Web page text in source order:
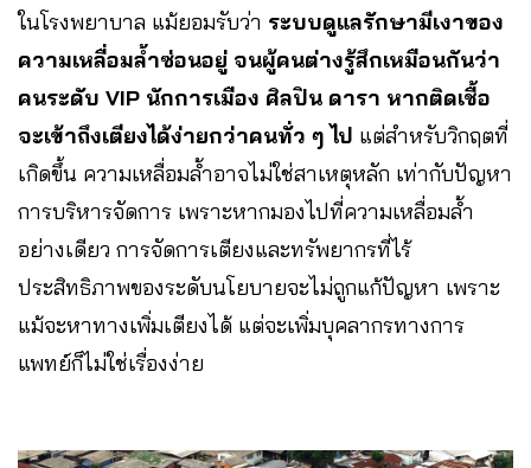
ในโรงพยาบาล แม้ยอมรับว่า ระบบดูแลรักษามีเงาของ
ความเหลื่อมล้ำซ่อนอยู่ จนผู้คนต่างรู้สึกเหมือนกันว่า
คนระดับ VIP นักการเมือง ศิลปิน ดารา หากติดเชื้อ
จะเข้าถึงเตียงได้ง่ายกว่าคนทั่ว ๆ ไป แต่สำหรับวิกฤตที่
เกิดขึ้น ความเหลื่อมล้ำอาจไม่ใช่สาเหตุหลัก เท่ากับปัญหา
การบริหารจัดการ เพราะหากมองไปที่ความเหลื่อมล้ำ
อย่างเดียว การจัดการเตียงและทรัพยากรที่ไร้
ประสิทธิภาพของระดับนโยบายจะไม่ถูกแก้ปัญหา เพราะ
แม้จะหาทางเพิ่มเตียงได้ แต่จะเพิ่มบุคลากรทางการ
แพทย์ก็ไม่ใช่เรื่องง่าย